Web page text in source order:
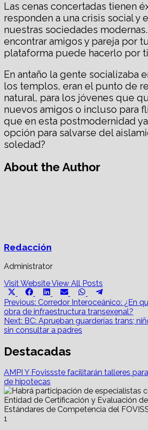
Las cenas concertadas tienen
responden a una crisis social y
nuestras sociedades
encontrar amigos y pareja por
plataforma puede hacerlo por
En antaño la gente socializaba
los templos, eran el punto de
natural, para los jóvenes que
nuevos amigos o incluso para
que en esta postmodernidad
opción para salvarse del
soledad?
About the Author
Redacción
Administrator
Visit WebsiteView All Posts
Share
on
(Twitter)
Share
on
Facebook
Share
on
LinkedIn
Share
on
Email
Share
on
WhatsApp
on
Post
navigation
Previous: Corredor Interoceánico: ¿En
obra de infraestructura transexenal?
Next: BC: Aprueban guarderías trans;
sin consultar a padres
Destacadas
AMPI Y Fovissste facilitarán talleres
de hipotecas
1